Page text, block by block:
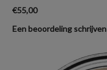
€55,00
Een beoordeling schrijven